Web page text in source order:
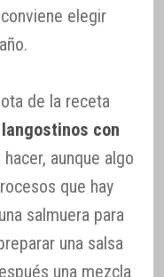
elegir
de la receta
con
aunque algo
que hay
salmuera para
una salsa
una mezcla